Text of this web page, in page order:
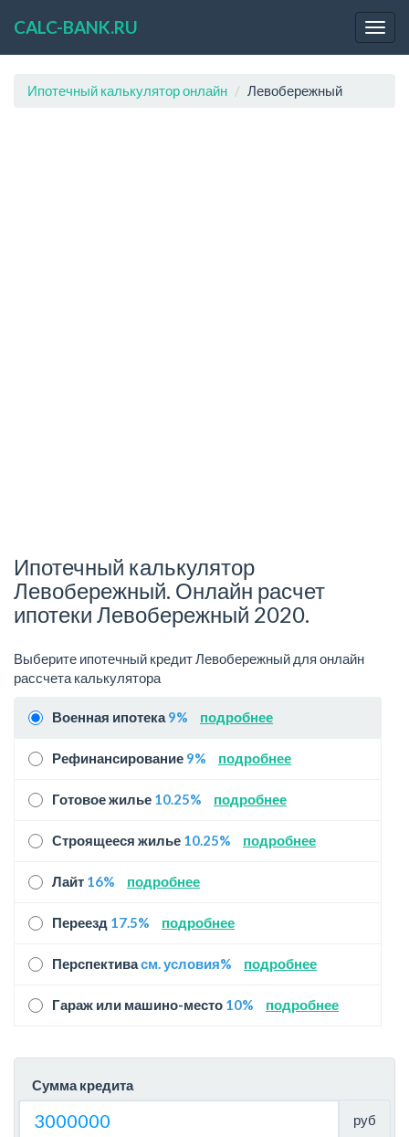
CALC-BANK.RU
Ипотечный калькулятор онлайн Левобережный
Ипотечный калькулятор
Левобережный. Онлайн расчет
ипотеки Левобережный 2020.
Выберите ипотечный кредит Левобережный для онлайн
рассчета калькулятора
Военная ипотека9% подробнее
Рефинансирование 9% подробнее
Готовое жилье 10.25% подробнее
Строящееся жилье 10.25% подробнее
Лайт 16% подробнее
Переезд 17.5% подробнее
Перспективасм. условия% подробнее
Гараж или машино-место 10% подробнее
Сумма кредита
руб